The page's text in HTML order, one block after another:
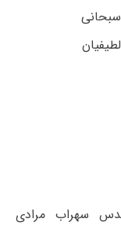
سهراب مرادی